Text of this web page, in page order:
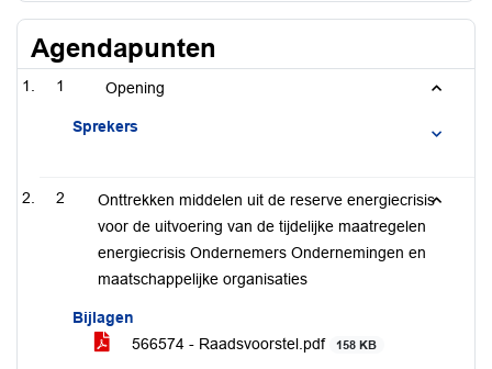
Agendapunten
1 Opening
Sprekers
2
Onttrekken middelen uit de reserve energiecrisis
voor de uitvoering van de tijdelijke maatregelen
energiecrisis Ondernemers Ondernemingen en
maatschappelijke organisaties
Bijlagen
566574 - Raadsvoorstel.pdf
158 KB